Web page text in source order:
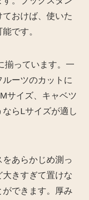
ておけば、使いた
です。
揃っています。一
ーツのカットに
サイズ、キャベツ
らLサイズが適し
あらかじめ測っ
きすぎて置けな
できます。厚み